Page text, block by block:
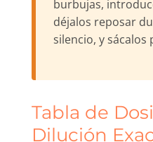
burbujas,
déjalos reposar
silencio, y sácalos
Tabla de
Dilución